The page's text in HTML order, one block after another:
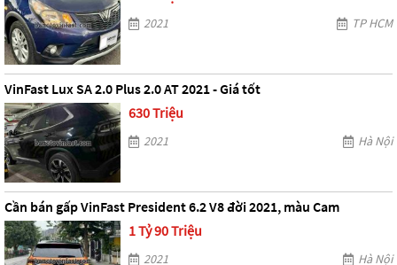
2021 TP HCM
VinFast Lux SA 2.0 Plus 2.0 AT 2021 - Giá tốt
630 Triệu
2021 Hà Nội
Cần bán gấp VinFast President 6.2 V8 đời 2021, màu Cam
1 Tỷ 90 Triệu
2021 Hà Nội